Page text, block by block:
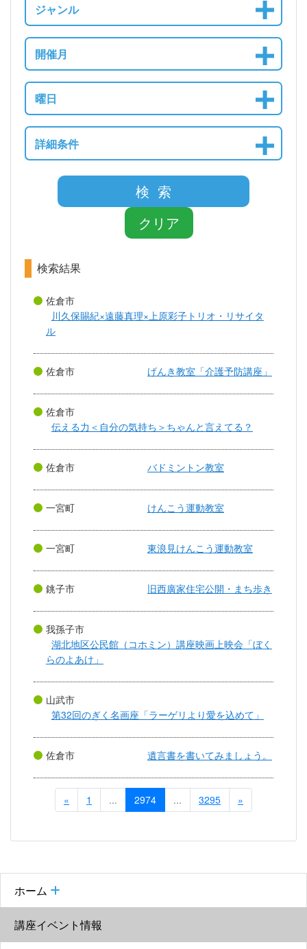
ホーム
講座イベント情報
ジャンル
開催月
曜日
詳細条件
検 索
クリア
検索結果
佐倉市
川久保賜紀×遠藤真理×上原彩子トリオ・リサイタ
ル
佐倉市 げんき教室「介護予防講座」
佐倉市
伝える力＜自分の気持ち＞ちゃんと言えてる？
佐倉市 バドミントン教室
一宮町 けんこう運動教室
一宮町 東浪見けんこう運動教室
銚子市 旧西廣家住宅公開・まち歩き
我孫子市
湖北地区公民館（コホミン）講座映画上映会「ぼく
らのよあけ」
山武市
第32回のぎく名画座「ラーゲリより愛を込めて」
佐倉市 遺言書を書いてみましょう。
« 1 ... 2974 ... 3295 »